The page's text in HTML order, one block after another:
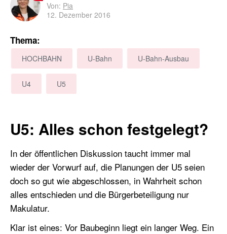
Von: Pia
12. Dezember 2016
Thema:
HOCHBAHN U-Bahn U-Bahn-Ausbau
U4 U5
U5: Alles schon festgelegt?
In der öffentlichen Diskussion taucht immer mal
wieder der Vorwurf auf, die Planungen der U5 seien
doch so gut wie abgeschlossen, in Wahrheit schon
alles entschieden und die Bürgerbeteiligung nur
Makulatur.
Klar ist eines: Vor Baubeginn liegt ein langer Weg. Ein